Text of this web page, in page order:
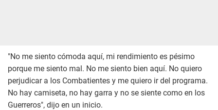
"No me siento cómoda aquí, mi rendimiento es pésimo
porque me siento mal. No me siento bien aquí. No quiero
perjudicar a los Combatientes y me quiero ir del programa.
No hay camiseta, no hay garra y no se siente como en los
Guerreros", dijo en un inicio.